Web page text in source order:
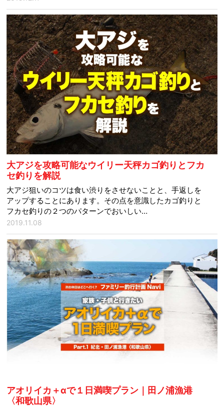
大アジを攻略可能なウイリー天秤カゴ釣りとフカ
セ釣りを解説
大アジ狙いのコツは食い渋りをさせないことと、手返しを
アップすることにあります。その点を意識したカゴ釣りと
フカセ釣りの２つのパターンでおいしい…
2019.11.08
アオリイカ＋αで１日満喫プラン｜田ノ浦漁港
〈和歌山県〉